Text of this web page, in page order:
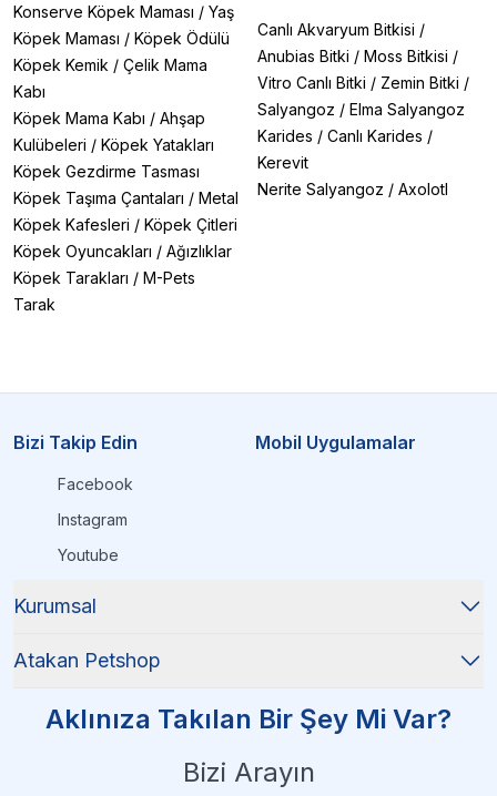
Konserve Köpek Maması / Yaş
Köpek Maması / Köpek Ödülü
Köpek Kemik / Çelik Mama
Kabı
Köpek Mama Kabı / Ahşap
Kulübeleri / Köpek Yatakları
Köpek Gezdirme Tasması
Köpek Taşıma Çantaları / Metal
Köpek Kafesleri / Köpek Çitleri
Köpek Oyuncakları / Ağızlıklar
Köpek Tarakları / M-Pets
Tarak
Canlı Akvaryum Bitkisi /
Anubias Bitki / Moss Bitkisi /
Vitro Canlı Bitki / Zemin Bitki /
Salyangoz / Elma Salyangoz
Karides / Canlı Karides /
Kerevit
Nerite Salyangoz / Axolotl
Bizi Takip Edin
Facebook
Instagram
Youtube
Mobil Uygulamalar
Kurumsal
Atakan Petshop
Aklınıza Takılan Bir Şey Mi Var?
Bizi Arayın